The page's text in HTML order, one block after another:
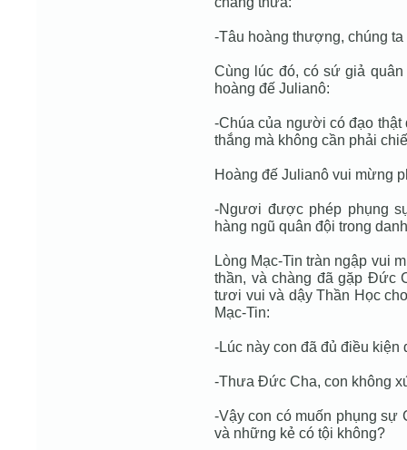
-Tâu hoàng thượng, chúng
Cùng lúc đó, có sứ giả
hoàng đế Julianô:
-Chúa của người có đạo thật
thắng mà không cần phải
Hoàng đế Julianô vui mừng
-Ngươi được phép phụng
hàng ngũ quân đội trong
Lòng Mạc-Tin tràn ngập vui
thần, và chàng đã gặp Đức
tươi vui và dậy Thần Học
Mạc-Tin:
-Lúc này con đã đủ điều kiện
-Thưa Đức Cha, con không
-Vậy con có muốn phụng sự
và những kẻ có tội không?